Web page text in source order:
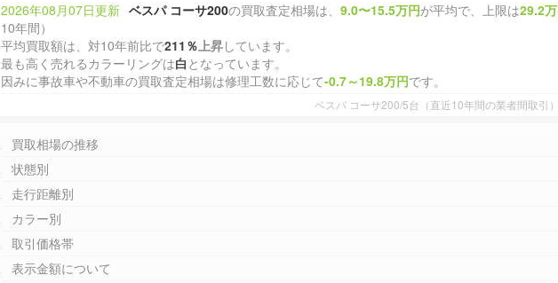
2026年08月07日更新 ベスパ コーサ200の買取査定相場は、9.0〜15.5万円が平均で、上限は29.2
10年間）
平均買取額は、対10年前比で211％上昇しています。
最も高く売れるカラーリングは白 となっています。
因みに事故車や不動車の買取査定相場は修理工数に応じて-0.7～19.8万円です。
ベスパ コーサ200/5台（直近10年間の業者間取引
買取相場の推移
状態別
走行距離別
カラー別
取引価格帯
表示金額について